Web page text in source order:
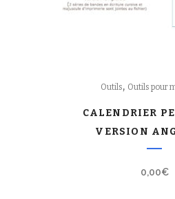
Outils, Outils pour
CALENDRIER
VERSION
0,00€